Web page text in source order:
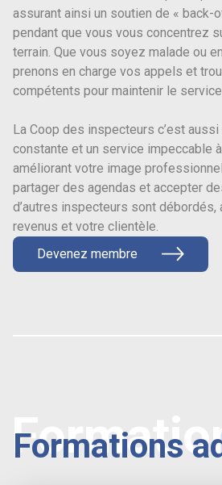
assurant ainsi un soutien de « back-
pendant que vous vous concentrez
terrain. Que vous soyez malade ou
prenons en charge vos appels et
compétents pour maintenir le
La Coop des inspecteurs c’est
constante et un service impeccable
améliorant votre image
partager des agendas et accepter
d’autres inspecteurs sont débordés,
revenus et votre clientèle.
Devenez membre
Formations